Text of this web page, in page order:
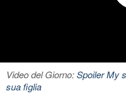
Video del Giorno:Spoiler My
sua figlia